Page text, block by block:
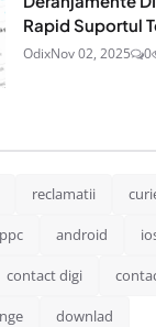
Rapid Suportul
OdixNov 02, 2025 0
reclamatii
android
contact digi
downlad